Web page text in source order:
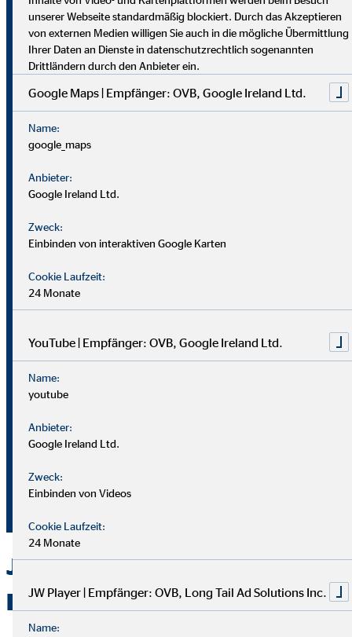
Wissen praktisch an. Nach einer Job-Pause kannst du flexibel
einsteigen, und Finanzprofis finden bei uns neue Chancen.
Bei OVB gibt es keine Grenzen: Unser Karriereplan bietet
Aufstiegsmöglichkeiten durch Ausbildung und Praxis.
Unterstützung bekommst du von deinem Team und deiner
Jetzt bei OVB in Fulda als
Berater durchstarten
unserer Webseite standardmäßig blockiert. Durch das Akzeptieren
von externen Medien willigen Sie auch in die mögliche Übermittlung
Ihrer Daten an Dienste in datenschutzrechtlich sogenannten
Drittländern durch den Anbieter ein.
Google Maps | Empfänger: OVB, Google Ireland Ltd.
Name:
google_maps
Anbieter:
Google Ireland Ltd.
Zweck:
Einbinden von interaktiven Google Karten
Cookie Laufzeit:
24 Monate
YouTube | Empfänger: OVB, Google Ireland Ltd.
Name:
youtube
Anbieter:
Google Ireland Ltd.
Zweck:
Einbinden von Videos
Cookie Laufzeit:
24 Monate
JW Player | Empfänger: OVB, Long Tail Ad Solutions Inc.
Name: